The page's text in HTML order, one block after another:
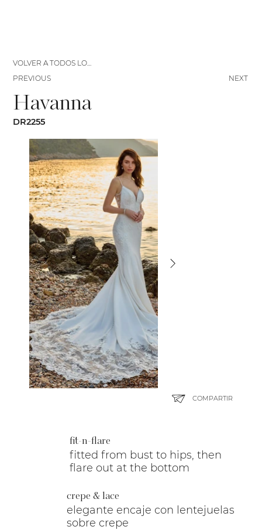
fit-n-flare
fitted from bust to hips, then
flare out at the bottom
crepe & lace
elegante encaje con lentejuelas
sobre crepe
Havanna
DR2255
COMPARTIR
NEXT
VOLVER A TODOS LOS VESTIDOS
PREVIOUS